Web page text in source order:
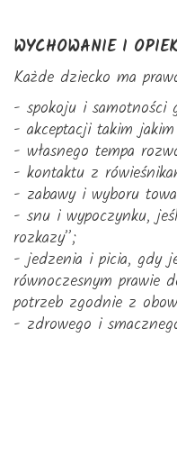
WYCHOWANIE I
Każde dziecko ma
- spokoju i samotności
- akceptacji takim
- własnego tempa
- kontaktu z
- zabawy i wyboru
- snu i wypoczynku,
rozkazy”;
- jedzenia i picia, gdy
równoczesnym prawie
potrzeb zgodnie z
- zdrowego i